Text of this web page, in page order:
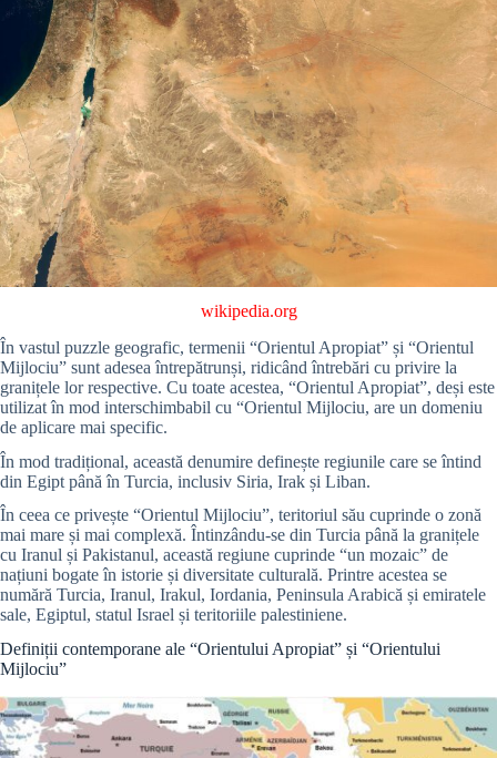
wikipedia.org
În vastul puzzle geografic, termenii “Orientul Apropiat” și “Orientul
Mijlociu” sunt adesea întrepătrunși, ridicând întrebări cu privire la
granițele lor respective. Cu toate acestea, “Orientul Apropiat”, deși este
utilizat în mod interschimbabil cu “Orientul Mijlociu, are un domeniu
de aplicare mai specific.
În mod tradițional, această denumire definește regiunile care se întind
din Egipt până în Turcia, inclusiv Siria, Irak și Liban.
În ceea ce privește “Orientul Mijlociu”, teritoriul său cuprinde o zonă
mai mare și mai complexă. Întinzându-se din Turcia până la granițele
cu Iranul și Pakistanul, această regiune cuprinde “un mozaic” de
națiuni bogate în istorie și diversitate culturală. Printre acestea se
numără Turcia, Iranul, Irakul, Iordania, Peninsula Arabică și emiratele
sale, Egiptul, statul Israel și teritoriile palestiniene.
Definiții contemporane ale “Orientului Apropiat” și “Orientului
Mijlociu”